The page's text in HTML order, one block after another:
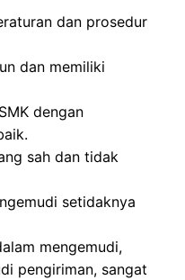
dan prosedur
dan memiliki
dengan
sah dan tidak
setidaknya
mengemudi,
pengiriman, sangat